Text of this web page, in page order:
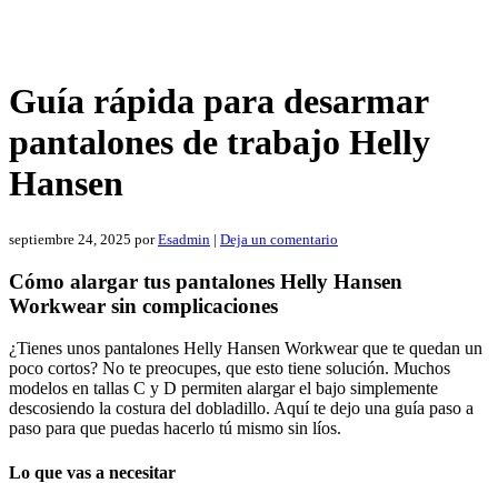
Guía rápida para desarmar
pantalones de trabajo Helly
Hansen
septiembre 24, 2025 porEsadmin | Deja un comentario
Cómo alargar tus pantalones Helly Hansen
Workwear sin complicaciones
¿Tienes unos pantalones Helly Hansen Workwear que te quedan un
poco cortos? No te preocupes, que esto tiene solución. Muchos
modelos en tallas C y D permiten alargar el bajo simplemente
descosiendo la costura del dobladillo. Aquí te dejo una guía paso a
paso para que puedas hacerlo tú mismo sin líos.
Lo que vas a necesitar